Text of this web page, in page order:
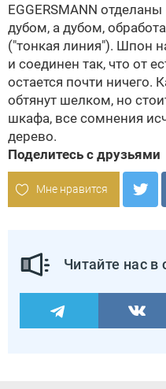
EGGERSMANN
дубом, а дубом,
("тонкая линия"). Шпон
и соединен так, что от
остается почти ничего.
обтянут шелком, но
шкафа, все сомнения
дерево.
Поделитесь с друзьями
Мне нравится
Читайте нас в